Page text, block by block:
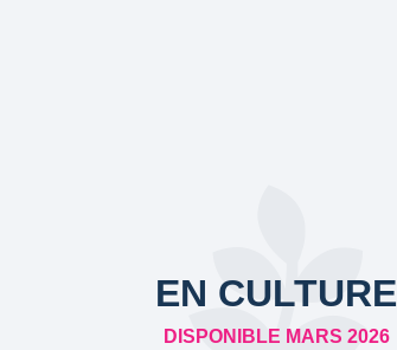
EN CULTURE
DISPONIBLE MARS 2026